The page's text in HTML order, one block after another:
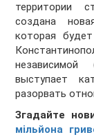
территории
создана
которая
независимой
выступает
разорвать
Згадайте
мільйона